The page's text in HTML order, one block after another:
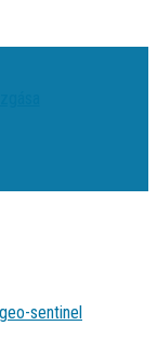
geo-sentinel